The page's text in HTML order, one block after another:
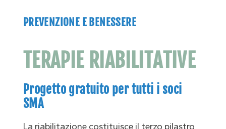
PREVENZIONE E BENESSERE
TERAPIE RIABILITATIVE
Progetto gratuito per tutti i soci
SMA
La riabilitazione costituisce il terzo pilastro